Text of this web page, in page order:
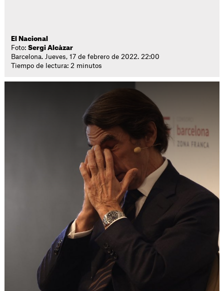
El Nacional
Foto:Sergi Alcàzar
Barcelona. Jueves, 17 de febrero de 2022. 22:00
Tiempo de lectura: 2 minutos